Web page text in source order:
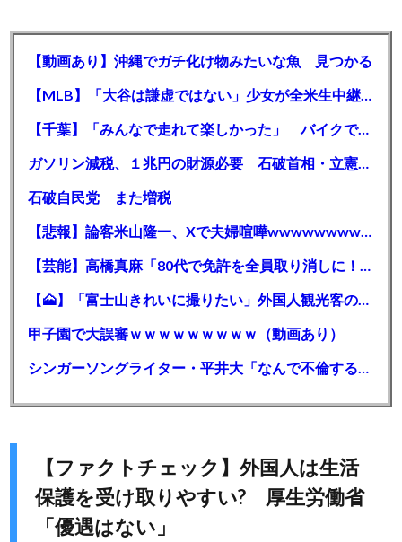
【動画あり】沖縄でガチ化け物みたいな魚 見つかる
【MLB】「大谷は謙虚ではない」少女が全米生中継で突然の大谷翔平批判 サイン無視された過去明かす
【千葉】「みんなで走れて楽しかった」 バイクでバースデー集団暴走 男女５７人を書類送検 SNSで参加者募る
ガソリン減税、１兆円の財源必要 石破首相・立憲野田氏「財源は死に物狂いで確保しなければならない」「本当に死に物狂いで」
石破自民党 また増税
【悲報】論客米山隆一、Xで夫婦喧嘩wwwwwwwwwwww
【芸能】高橋真麻「80代で免許を全員取り消しに！」 高齢ドライバーの事故問題で、高齢者の運転免許取り消し法を提案
【🗻】「富士山きれいに撮りたい」外国人観光客のレンタカー事故が急増…「ハンドルが逆で慣れず」、道の狭さも
甲子園で大誤審ｗｗｗｗｗｗｗｗｗ（動画あり）
シンガーソングライター・平井大「なんで不倫するか知ってる？妥協で結婚するからさ。」←浅すぎると大炎上
【ファクトチェック】外国人は生活
保護を受け取りやすい? 厚生労働省
「優遇はない」